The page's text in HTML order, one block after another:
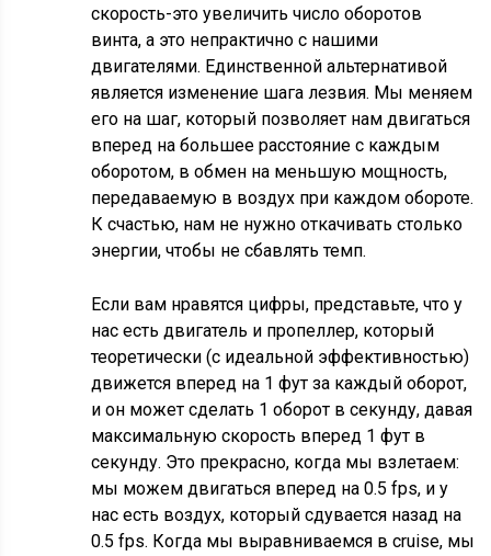
скорость-это увеличить число оборотов
винта, а это непрактично с нашими
двигателями. Единственной альтернативой
является изменение шага лезвия. Мы меняем
его на шаг, который позволяет нам двигаться
вперед на большее расстояние с каждым
оборотом, в обмен на меньшую мощность,
передаваемую в воздух при каждом обороте.
К счастью, нам не нужно откачивать столько
энергии, чтобы не сбавлять темп.
Если вам нравятся цифры, представьте, что у
нас есть двигатель и пропеллер, который
теоретически (с идеальной эффективностью)
движется вперед на 1 фут за каждый оборот,
и он может сделать 1 оборот в секунду, давая
максимальную скорость вперед 1 фут в
секунду. Это прекрасно, когда мы взлетаем:
мы можем двигаться вперед на 0.5 fps, и у
нас есть воздух, который сдувается назад на
0.5 fps. Когда мы выравниваемся в cruise, мы